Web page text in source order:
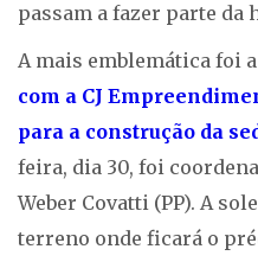
passam a fazer parte da
A mais emblemática foi a
com a CJ
para a construção da
feira, dia 30, foi
Weber Covatti (PP). A
terreno onde ficará o